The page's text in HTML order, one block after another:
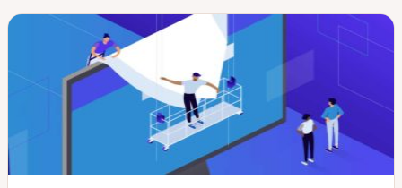
a
a
g
g
i
o
n
t
o
i
c
o
t
e
n
u
o